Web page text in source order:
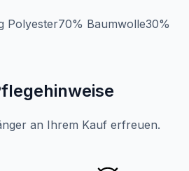
Polyester70% Baumwolle30%
an Ihrem Kauf erfreuen.